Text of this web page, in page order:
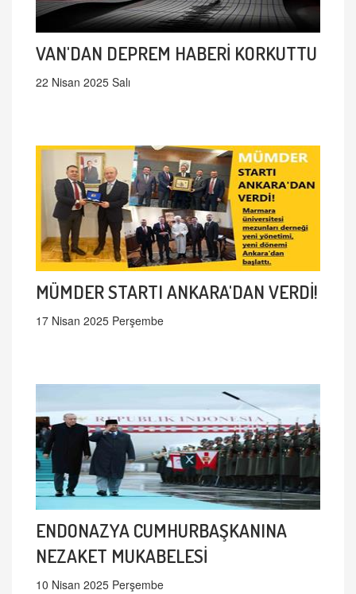
VAN'DAN DEPREM HABERİ KORKUTTU
22 Nisan 2025 Salı
MÜMDER STARTI ANKARA'DAN VERDİ!
17 Nisan 2025 Perşembe
ENDONAZYA CUMHURBAŞKANINA
NEZAKET MUKABELESİ
10 Nisan 2025 Perşembe